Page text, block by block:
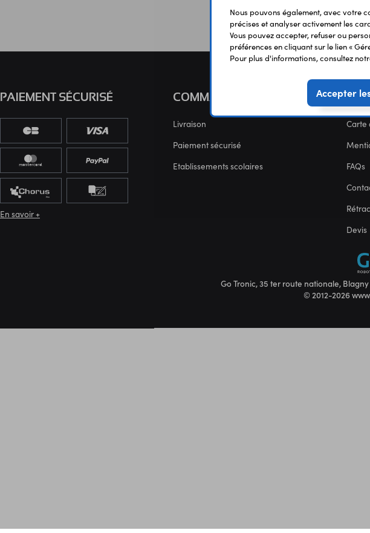
COMMANDE
Livraison
Paiement sécurisé
Etablissements scolaires
Carte
FAQs
Devis
PAIEMENT SÉCURISÉ
En savoir +
Go Tronic, 35 ter route nationale, Blagny
© 2012-2026
Nous pouvons également, avec votre
précises et analyser activement les
Vous pouvez accepter, refuser ou
préférences en cliquant sur le lien «
Pour plus d'informations, consultez
Accepter